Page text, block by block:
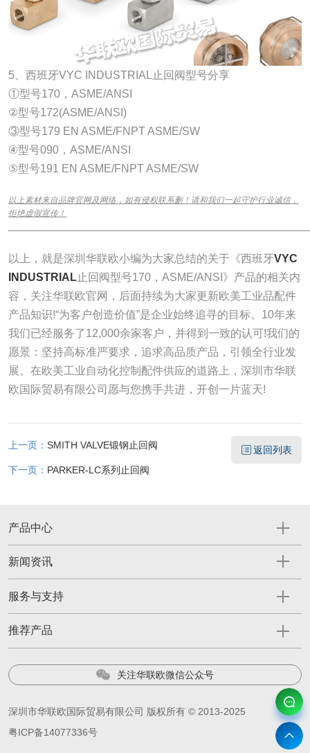
5、西班牙VYC INDUSTRIAL止回阀型号分享
①型号170，ASME/ANSI
②型号172(ASME/ANSI)
③型号179 EN ASME/FNPT ASME/SW
④型号090，ASME/ANSI
⑤型号191 EN ASME/FNPT ASME/SW
以上素材来自品牌官网及网络，如有侵权联系删！请和我们一起守护行业诚信，
拒绝虚假宣传！
以上，就是深圳华联欧小编为大家总结的关于《西班牙VYC
INDUSTRIAL止回阀型号170，ASME/ANSI》产品的相关内
容，关注华联欧官网，后面持续为大家更新欧美工业品配件
产品知识!“为客户创造价值”是企业始终追寻的目标。10年来
我们已经服务了12,000余家客户，并得到一致的认可!我们的
愿景：坚持高标准严要求，追求高品质产品，引领全行业发
展。在欧美工业自动化控制配件供应的道路上，深圳市华联
欧国际贸易有限公司愿与您携手共进，开创一片蓝天!
上一页： SMITH VALVE锻钢止回阀
下一页： PARKER-LC系列止回阀
返回列表
产品中心
新闻资讯
服务与支持
推荐产品
关注华联欧微信公众号
深圳市华联欧国际贸易有限公司 版权所有 © 2013-2025
粤ICP备14077336号